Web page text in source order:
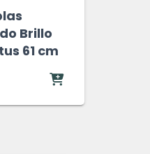
Brillo
61 cm